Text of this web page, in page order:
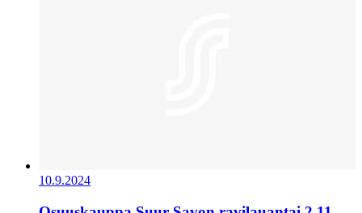
10.9.2024